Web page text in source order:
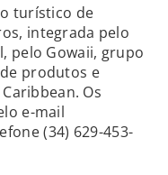
turístico de
integrada pelo
pelo Gowaii, grupo
produtos e
Os
e-mail
(34) 629-453-